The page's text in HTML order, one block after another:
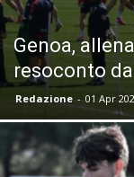
Genoa,
resoconto
Redazione - 01 Apr